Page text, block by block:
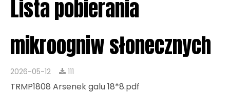
Lista pobierania
mikroogniw słonecznych
2026-05-12 111
TRMP1808 Arsenek galu 18*8.pdf